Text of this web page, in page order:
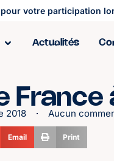
votre participation
Actualités
France
2018 Aucun
Email Print